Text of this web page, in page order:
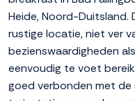
Heide, Noord-
rustige locatie, niet ver
bezienswaardigheden
eenvoudig te voet
goed verbonden met de